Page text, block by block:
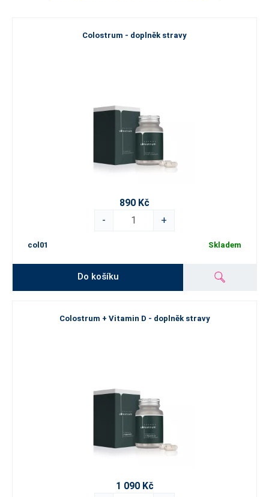
Colostrum - doplněk stravy
890 Kč
-
+
col01 Skladem
Do košíku
Colostrum + Vitamin D - doplněk stravy
1 090 Kč